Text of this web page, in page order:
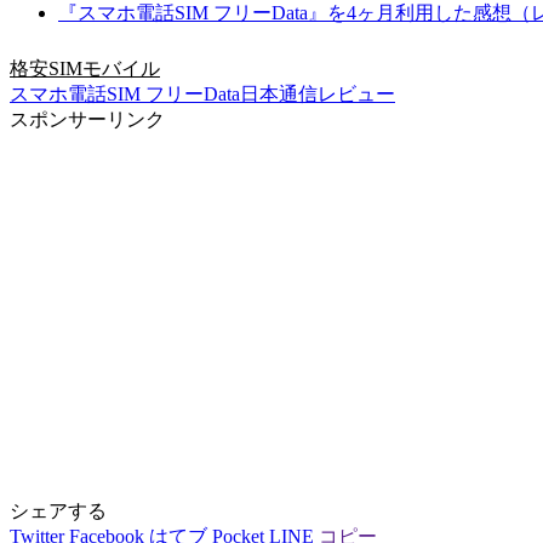
『スマホ電話SIM フリーData』を4ヶ月利用した感想（
格安SIMモバイル
スマホ電話SIM フリーData 日本通信レビュー
スポンサーリンク
シェアする
Twitter Facebook はてブ Pocket LINE コピー